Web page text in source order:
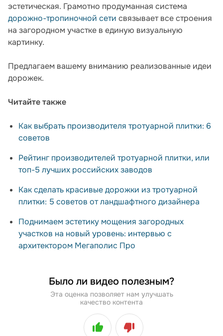
эстетическая. Грамотно продуманная система
дорожно-тропиночной сети связывает все строения
на загородном участке в единую визуальную
картинку.
Предлагаем вашему вниманию реализованные идеи
дорожек.
Читайте также
Как выбрать производителя тротуарной плитки: 6
советов
Рейтинг производителей тротуарной плитки, или
топ-5 лучших росcийских заводов
Как сделать красивые дорожки из тротуарной
плитки: 5 советов от ландшафтного дизайнера
Поднимаем эстетику мощения загородных
участков на новый уровень: интервью с
архитектором Мегаполис Про
Было ли видео полезным?
Эта оценка позволяет нам улучшать
качество контента